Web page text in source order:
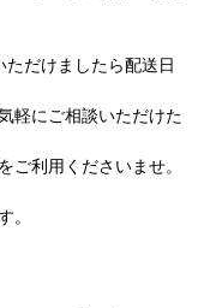
だけましたら配送日
軽にご相談いただけた
ご利用くださいませ。
。